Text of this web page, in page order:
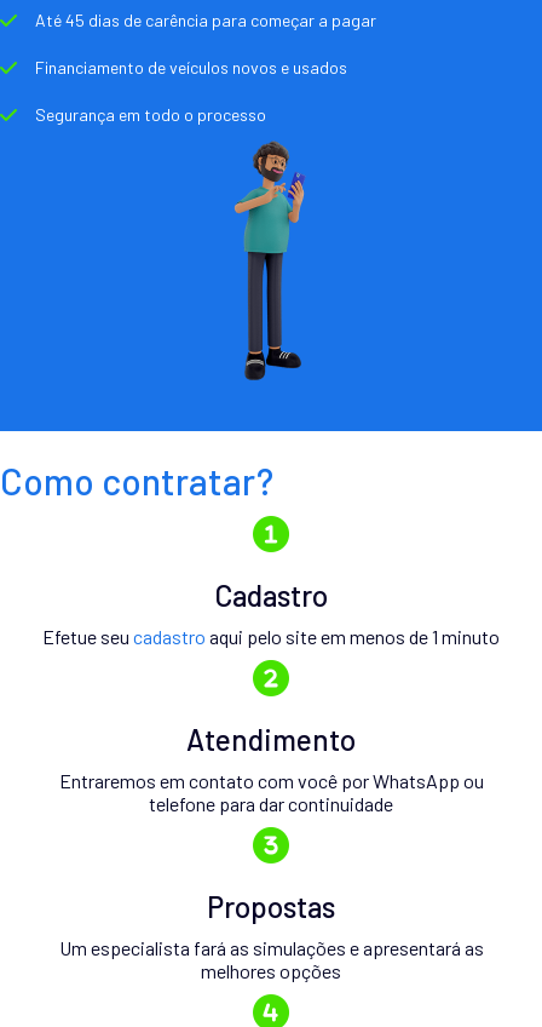
Até 45 dias de carência para começar a pagar
Financiamento de veículos novos e usados
Segurança em todo o processo
Como contratar?
Cadastro
Efetue seu cadastro aqui pelo site em menos de 1 minuto
Atendimento
Entraremos em contato com você por WhatsApp ou
telefone para dar continuidade
Propostas
Um especialista fará as simulações e apresentará as
melhores opções